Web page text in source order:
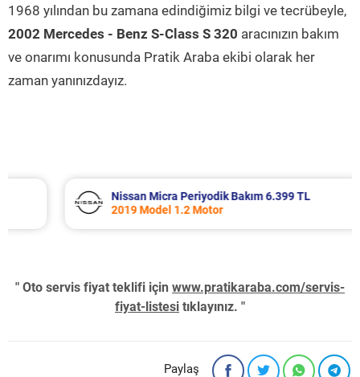
1968 yılından bu zamana edindiğimiz bilgi ve tecrübeyle,
2002 Mercedes - Benz S-Class S 320 aracınızın bakım
ve onarımı konusunda Pratik Araba ekibi olarak her
zaman yanınızdayız.
Nissan Micra Periyodik Bakım 6.399 TL
2019 Model 1.2 Motor
" Oto servis fiyat teklifi için www.pratikaraba.com/servis-
fiyat-listesi tıklayınız. "
Paylaş